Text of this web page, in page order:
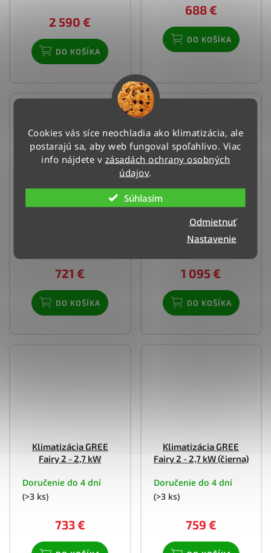
Cookies vás síce neochladia ako klimatizácia, ale
postarajú sa, aby web fungoval spoľahlivo. Viac
info nájdete v zásadách ochrany osobných
údajov.
Súhlasím
Nastavenie
Odmietnuť
2 590 €
DO KOŠÍKA
688 €
DO KOŠÍKA
Cosmo Pro - 3,5 kW
721 €
DO KOŠÍKA
Cosmo Pro - 5,3 kW
1 095 €
DO KOŠÍKA
Klimatizácia GREE
Fairy 2 - 2,7 kW
Doručenie do 4 dní
(>3 ks)
733 €
Klimatizácia GREE
Fairy 2 - 2,7 kW (čierna)
Doručenie do 4 dní
(>3 ks)
759 €